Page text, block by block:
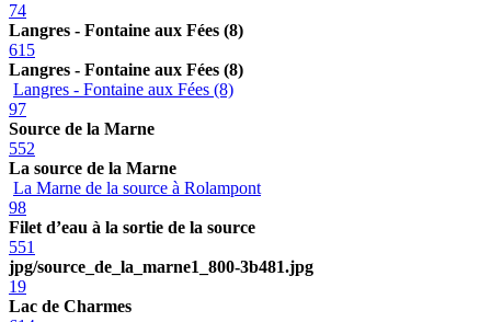
74
Langres - Fontaine aux Fées (8)
615
Langres - Fontaine aux Fées (8)
Langres - Fontaine aux Fées (8)
97
Source de la Marne
552
La source de la Marne
La Marne de la source à Rolampont
98
Filet d’eau à la sortie de la source
551
jpg/source_de_la_marne1_800-3b481.jpg
19
Lac de Charmes